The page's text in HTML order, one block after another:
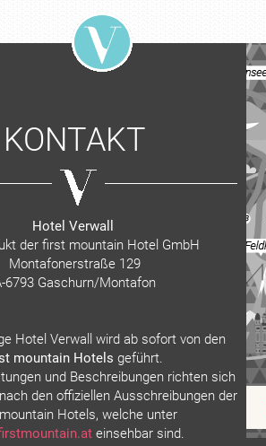
KONTAKT
Hotel Verwall
der first mountain Hotel GmbH
Montafonerstraße 129
6793 Gaschurn/Montafon
Hotel Verwall wird ab sofort von den
mountain Hotels geführt.
und Beschreibungen richten sich
den offiziellen Ausschreibungen der
Hotels, welche unter
einsehbar sind.